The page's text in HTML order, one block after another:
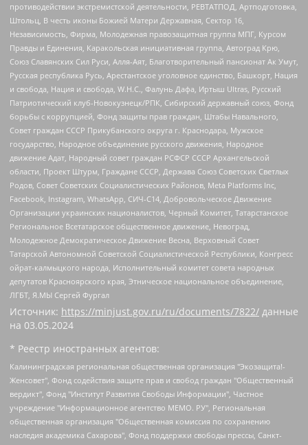
противодействии экстремистской деятельности, РЕВТАТПОД, Артподготовка,
Штольц, В честь иконы Божией Матери Державная, Сектор 16,
Независимость, Фирма, Молодежная правозащитная группа МПГ, Курсом
Правды и Единения, Каракольская инициативная группа, Автоград Крю,
Союз Славянских Сил Руси, Алля-Аят, Благотворительный пансионат Ак Умут,
Русская республика Русь, Арестантское уголовное единство, Башкорт, Нация
и свобода, Нация и свобода, W.H.С., Фалунь Дафа, Иртыш Ultras, Русский
Патриотический клуб-Новокузнецк/РПК, Сибирский державный союз, Фонд
борьбы с коррупцией, Фонд защиты прав граждан, Штабы Навального,
Совет граждан СССР Прикубанского округа г. Краснодара, Мужское
государство, Народное объединение русского движения, Народное
движение Адат, Народный совет граждан РСФСР СССР Архангельской
области, Проект Штурм, Граждане СССР, Держава Союз Советских Светлых
Родов, Совет Советских Социалистических Районов, Meta Platforms Inc,
Facebook, Instagram, WhatsApp, СИЧ-С14, Добровольческое Движение
Организации украинских националистов, Черный Комитет, Татарстанское
Региональное Всетатарское общественное движение, Невоград,
Молодежное Демократическое Движение Весна, Верховный Совет
Татарской Автономной Советской Социалистической Республики, Конгресс
ойрат-калмыцкого народа, Исполнительный комитет совета народных
депутатов Красноярского края, Этническое национальное объединение,
ЛГБТ, Я.МЫ Сергей Фургал
Источник: https://minjust.gov.ru/ru/documents/7822/ данные
на 03.05.2024
* Реестр иностранных агентов:
Калининградская региональная общественная организация "Экозащита!-Женсовет", Фонд содействия защите прав и свобод граждан "Общественный вердикт", Фонд "Институт Развития Свободы Информации", Частное учреждение "Информационное агентство МЕМО. РУ", Региональная общественная организация "Общественная комиссия по сохранению наследия академика Сахарова", Фонд поддержки свободы прессы, Санкт-Петербургская общественная правозащитная организация "Гражданский контроль", Межрегиональная общественная организация "Информационно-просветительский центр "Мемориал", Региональный Фонд "Центр Защиты Прав Средств Массовой Информации", с 05.12.2023 Фонд "Центр Защиты Прав Средств массовой информации", Региональная общественная благотворительная организация помощи беженцам и мигрантам "Гражданское содействие", Негосударственное образовательное учреждение дополнительного профессионального образования (повышение квалификации) специалистов "АКАДЕМИЯ ПО ПРАВАМ ЧЕЛОВЕКА", Свердловская региональная общественная организация "Сутяжник", Автономная некоммерческая организация "Центр независимых социологических исследований", Союз общественных объединений "Российский исследовательский центр по правам человека", Региональное общественное учреждение научно-информационный центр "МЕМОРИАЛ", Некоммерческая организация "Фонд защиты гласности", Автономная некоммерческая организация "Институт прав человека", Городская общественная организация "Екатеринбургское общество "МЕМОРИАЛ", Городская общественная организация "Рязанское историко-просветительское и правозащитное общество "Мемориал" (Рязанский Мемориал), Челябинский региональный орган общественной самодеятельности – женское общественное объединение "Женщины Евразии", Челябинский региональный орган общественной самодеятельности "Уральская правозащитная группа", Фонд содействия защите здоровья и социальной справедливости имени Андрея Рылькова, Автономная Некоммерческая Организация "Аналитический Центр Юрия Левады", Автономная некоммерческая организация социальной поддержки населения "Проект Апрель", Региональная общественная организация помощи женщинам и детям, находящимся в кризисной ситуации "Информационно-методический центр "Анна", Фонд содействия развитию массовых коммуникаций и правовому просвещению "Так-так-Так", Фонд содействия устойчивому развитию "Серебряная тайга", Свердловский региональный общественный фонд социальных проектов "Новое время", "Idel.Реалии", Кавказ.Реалии, Крым.Реалии, Телеканал Настоящее Время, Татаро-башкирская служба Радио Свобода (Azatliq Radiosi), Радио Свободная Европа/Радио Свобода (PCE/PC), "Сибирь.Реалии", "Фактограф", Благотворительный фонд помощи осужденным и их семьям, Автономная некоммерческая организация "Институт глобализации и социальных движений", Фонд "В защиту прав заключенных", Частное учреждение "Центр поддержки и содействия развитию средств массовой информации", Пензенский региональный общественный благотворительный фонд "Гражданский союз", "Север.Реалии", Некоммерческая организация Фонд "Правовая инициатива", Общество с ограниченной ответственностью "Радио Свободная Европа/Радио Свобода", Чешское информационное агентство "MEDIUM-ORIENT", Красноярская региональная общественная организация "Мы против СПИДа", Камалягин Денис Николаевич, Маркелов Сергей Евгеньевич, Пономарев Лев Александрович, Савицкая Людмила Алексеевна, Автономная некоммерческая организация "Центр по работе с проблемой насилия "НАСИЛИЮ.НЕТ", Межрегиональный профессиональный союз работников здравоохранения "Альянс врачей", Юридическое лицо, зарегистрированное в Латвийской Республике, SIA "Medusa Project" (регистрационный номер 40103797863, дата регистрации 10.06.2014), Некоммерческая организация "Фонд по борьбе с коррупцией", Автономная некоммерческая организация "Институт права и публичной политики", Баданин Роман Сергеевич, Гликин Максим Александрович, Железнова Мария Михайловна, Лукьянова Юлия Сергеевна, Маетная Елизавета Витальевна, Маняхин Петр Борисович, Чуракова Ольга Владимировна, Ярош Юлия Петровна, Юридическое лицо "The Insider SIA", зарегистрированное в Риге, Латвийская Республика (дата регистрации 26.06.2015), являющееся администратором доменного имени интернет-издания "The Insider SIA", https://theins.ru, Постернак Алексей Евгеньевич, Рубин Михаил Аркадьевич, Анин Роман Александрович, Юридическое лицо Istories fonds, зарегистрированное в Латвийской Республике (регистрационный номер 50008295751, дата регистрации 24.02.2020), Великовский Дмитрий Александрович, Долинина Ирина Николаевна, Мароховская Алеся Алексеевна, Шлейнов Роман Юрьевич, Шмагун Олеся Валентиновна, Общество с ограниченной ответственностью "Альтаир 2021", Общество с ограниченной ответственностью "Вега 2021", Общество с ограниченной ответственностью "Главный редактор 2021", Общество с ограниченной ответственностью "Ромашки монолит", Важенков Артем Валерьевич, Ивановская областная общественная организация "Центр гендерных исследований", Гурман Юрий Альбертович, Медиапроект "ОВД-Инфо", Егоров Владимир Владимирович, Жилинский Владимир Александрович, Общество с ограниченной ответственностью "ЗП", Иванова София Юрьевна, Карезина Инна Павловна, Кильтау Екатерина Викторовна, Петров Алексей Викторович, Пискунов Сергей Евгеньевич, Смирнов Сергей Сергеевич, Тихонов Михаил Сергеевич, Общество с ограниченной ответственностью "ЖУРНАЛИСТ-ИНОСТРАННЫЙ АГЕНТ", Арапова Галина Юрьевна, Вольтская Татьяна Анатольевна, Американская компания "Mason G.E.S. Anonymous Foundation" (США), являющаяся владельцем интернет-издания https://mnews.world/, Компания "Stichting Bellingcat", зарегистрированная в Нидерландах (дата регистрации 11.07.2018), Захаров Андрей Вячеславович, Клепиковская Екатерина Дмитриевна, Общество с ограниченной ответственностью "МЕМО", Перл Роман Александрович, Симонов Евгений Алексеевич, Соловьева Елена Анатольевна, Сотников Даниил Владимирович, Сурначева Елизавета Дмитриевна, Автономная некоммерческая организация по защите прав человека и информированию населения "Якутия – Наше Мнение", Общество с ограниченной ответственностью "Москоу диджитал медиа", с 26.01.2023 Общество с ограниченной ответственностью "Чайка Белые сады", Ветошкина Валерия Валерьевна, Заговора Максим Александрович, Межрегиональное общественное движение "Российская ЛГБТ - сеть", Оленичев Максим Владимирович, Павлов Иван Юрьевич, Скворцова Елена Сергеевна, Общество с ограниченной ответственностью "Как бы инагент", Кочетков Игорь Викторович, Общество с ограниченной ответственностью "Честные выборы", Еланчик Олег Александрович, Общество с ограниченной ответственностью "Нобелевский призыв", Гималова Регина Эмилевна, Григорьев Андрей Валерьевич, Григорьева Алина Александровна, Ассоциация по содействию защите прав призывников, альтернативнослужащих и военнослужащих "Правозащитная группа "Гражданин.Армия.Право", Хисамова Регина Фаритовна, Автономная некоммерческая организация по реализации социально-правовых программ "Лилит", Дальневосточное общественное движение "Маяк", Санкт-Петербургская ЛГБТ-инициативная группа "Выход", Инициативная группа ЛГБТ+ "Реверс", Алексеев Андрей Викторович, Бекбулатова Таисия Львовна, Беляев Иван Михайлович, Владыкина Елена Сергеевна, Гельман Марат Александрович, Никульшина Вероника Юрьевна, Толоконникова Надежда Андреевна, Шендерович Виктор Анатольевич, Общество с ограниченной ответственностью "Данное сообщение", Общество с ограниченной ответственностью Издательский дом "Новая глава", Айнбиндер Александра Александровна, Московский комьюнити-центр для ЛГБТ+инициатив, Благотворительный фонд развития филантропии, Deutsche Welle (Германия, Kurt-Schumacher-Strasse 3, 53113 Bonn), Борзунова Мария Михайловна, Воробьев Виктор Викторович, Голубева Анна Львовна, Константинова Алла Михайловна, Малкова Ирина Владимировна, Мурадов Мурад Абдулгалимович, Осетинская Елизавета Николаевна, Понасенков Евгений Николаевич, Ганапольский Матвей Юрьевич, Киселев Евгений Алексеевич, Борухович Ирина Григорьевна, Дремин Иван Тимофеевич, Дубровский Дмитрий Викторович, Красноярская региональная общественная организация поддержки и развития альтернативных образовательных технологий и межкультурных коммуникаций "ИНТЕРРА", Маяковская Екатерина Алексеевна, Фейгин Марк Захарович, Филимонов Андрей Викторович, Дзугкоева Регина Николаевна, Доброхотов Роман Александрович, Дудь Юрий Александрович, Елкин Сергей Владимирович, Кругликов Кирилл Игоревич, Сабунаева Мария Леонидовна, Семенов Алексей Владимирович, Шаинян Карен Багратович, Шульман Екатерина Михайловна, Асафьев Артур Валерьевич, Вахштайн Виктор Семенович, Венедиктов Алексей Алексеевич, Лушникова Екатерина Евгеньевна, Волков Леонид Михайлович, Невзоров Александр Глебович, Пархоменко Сергей Борисович, Сироткин Ярослав Николаевич, Кара-Мурза Владимир Владимирович, Баранова Наталья Владимировна, Гозман Леонид Яковлевич, Кагарлицкий Борис Юльевич, Климарев Михаил Валерьевич, Милов Владимир Станиславович, Автономная некоммерческая организация Краснодарский центр современного искусства "Типография", Моргенштерн Алишер Тагирович, Соболь Любовь Эдуардовна, Общество с ограниченной ответственностью "ЛИЗА НОРМ", Каспаров Гарри Кимович, Ходорковский Михаил Борисович, Общество с ограниченной ответственностью "Апрельские тезисы", Данилович Ирина Брониславовна, Кашин Олег Владимирович, Петров Николай Владимирович, Пивоваров Алексей Владимирович, Соколов Михаил Владимирович, Цветкова Юлия Владимировна, Чичваркин Евгений Александрович, Комитет против пыток/Команда против пыток, Общество с ограниченной ответственностью "Первый научный", Общество с ограниченной ответственностью "Вертолет и ко", Белоцерковская Вероника Борисовна, Кац Максим Евгеньевич, Лазарева Татьяна Юрьевна, Шаведдинов Руслан Табризович, Яшин Илья Валерьевич, Общество с ограниченной ответственностью "Иноагент ААВ", Алешковский Дмитрий Петрович, Альбац Евгения Марковна, Быков Дмитрий Львович, Галямина Юлия Евгеньевна, Лойко Сергей Леонидович, Мартынов Кирилл Константинович, Медведев Сергей Александрович, Крашенинников Федор Геннадиевич, Гордеева Катерина Вл